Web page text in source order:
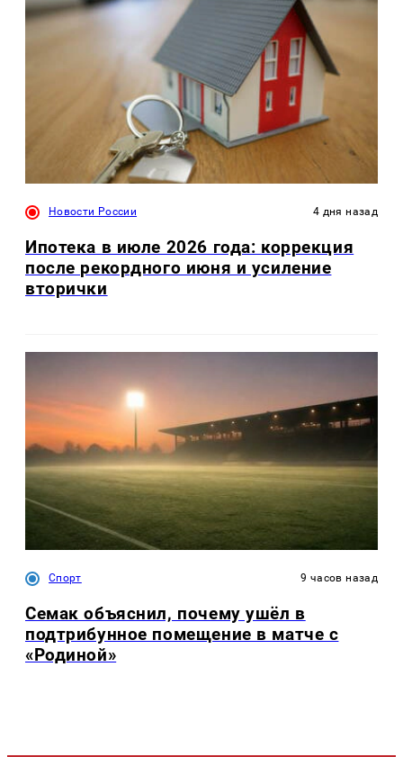
Новости России 4 дня назад
Ипотека в июле 2026 года: коррекция
после рекордного июня и усиление
вторички
Спорт 9 часов назад
Семак объяснил, почему ушёл в
подтрибунное помещение в матче с
«Родиной»